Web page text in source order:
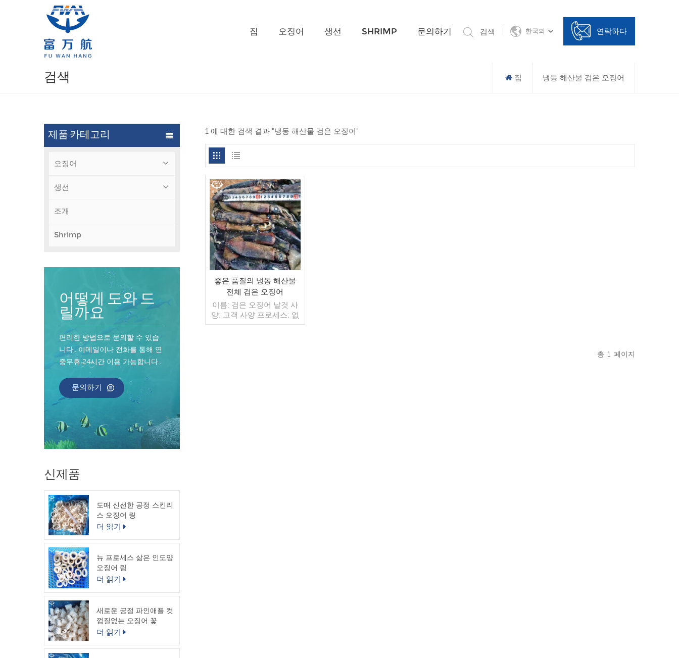
집 오징어 생선 SHRIMP 문의하기 검색 한국의 연락하다
검색 집 냉동 해산물 검은 오징어
제품 카테고리
오징어
생선
조개
Shrimp
어떻게 도와 드
릴까요
편리한 방법으로 문의할 수 있습
니다.. 이메일이나 전화를 통해 연
중무휴 24시간 이용 가능합니다..
문의하기
신제품
도매 신선한 공정 스킨리
스 오징어 링
더 읽기
뉴 프로세스 삶은 인도양
오징어 링
더 읽기
새로운 공정 파인애플 컷
껍질없는 오징어 꽃
더 읽기
1 에 대한 검색 결과 "냉동 해산물 검은 오징어"
좋은 품질의 냉동 해산물
전체 검은 오징어
이름: 검은 오징어 날것 사
양: 고객 사양 프로세스: 없
음 유약: BQF 40%(맞춤형)
총 1 페이지